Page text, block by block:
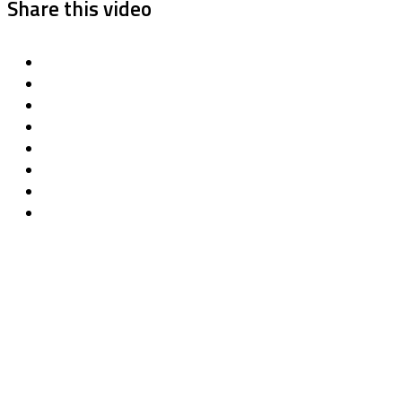
Share this video